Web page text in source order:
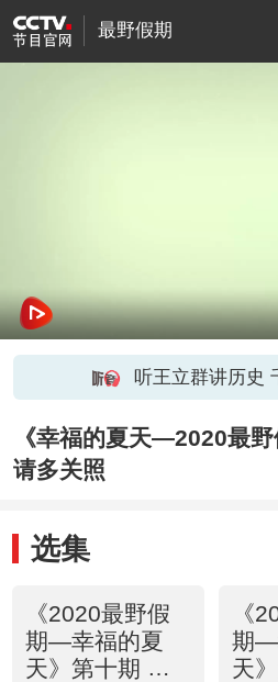
最野假期
听王立群讲历史
《幸福的夏天—2020最
请多关照
选集
《2020最野假
期—幸福的夏
天》第十期 幸
《
期—
天